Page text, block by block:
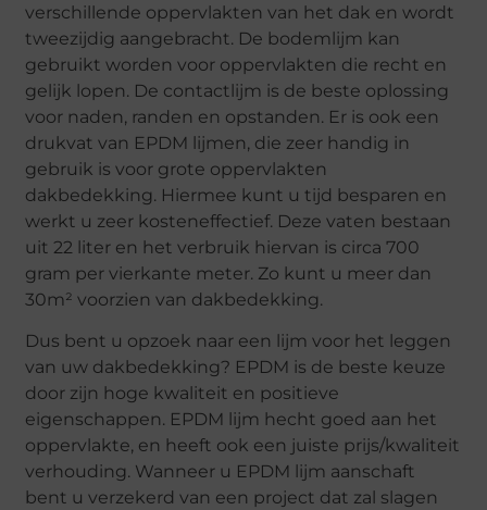
verschillende oppervlakten van het dak en wordt
tweezijdig aangebracht. De bodemlijm kan
gebruikt worden voor oppervlakten die recht en
gelijk lopen. De contactlijm is de beste oplossing
voor naden, randen en opstanden. Er is ook een
drukvat van EPDM lijmen, die zeer handig in
gebruik is voor grote oppervlakten
dakbedekking. Hiermee kunt u tijd besparen en
werkt u zeer kosteneffectief. Deze vaten bestaan
uit 22 liter en het verbruik hiervan is circa 700
gram per vierkante meter. Zo kunt u meer dan
30m² voorzien van dakbedekking.
Dus bent u opzoek naar een lijm voor het leggen
van uw dakbedekking? EPDM is de beste keuze
door zijn hoge kwaliteit en positieve
eigenschappen. EPDM lijm hecht goed aan het
oppervlakte, en heeft ook een juiste prijs/kwaliteit
verhouding. Wanneer u EPDM lijm aanschaft
bent u verzekerd van een project dat zal slagen